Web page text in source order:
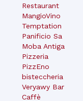
Restaurant
MangioVino
Temptation
Panificio Sa
Moba Antiga
Pizzeria
PizzEno
bisteccheria
Veryawy Bar
Caffè